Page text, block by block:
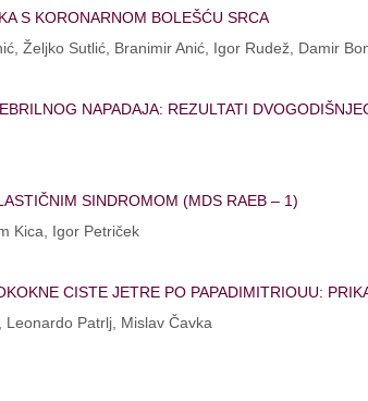
S KORONARNOM BOLEŠĆU SRCA
Željko Sutlić, Branimir Anić, Igor Rudež, Damir
NAPADAJA: REZULTATI
SINDROMOM (MDS RAEB – 1)
Kica, Igor Petriček
CISTE JETRE PO PAPADIMITRIOUU:
Patrlj, Mislav Čavka